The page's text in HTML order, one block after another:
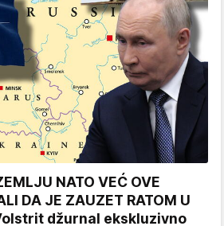
NATO VEĆ OVE
DA JE ZAUZET RATOM U
džurnal ekskluzivno